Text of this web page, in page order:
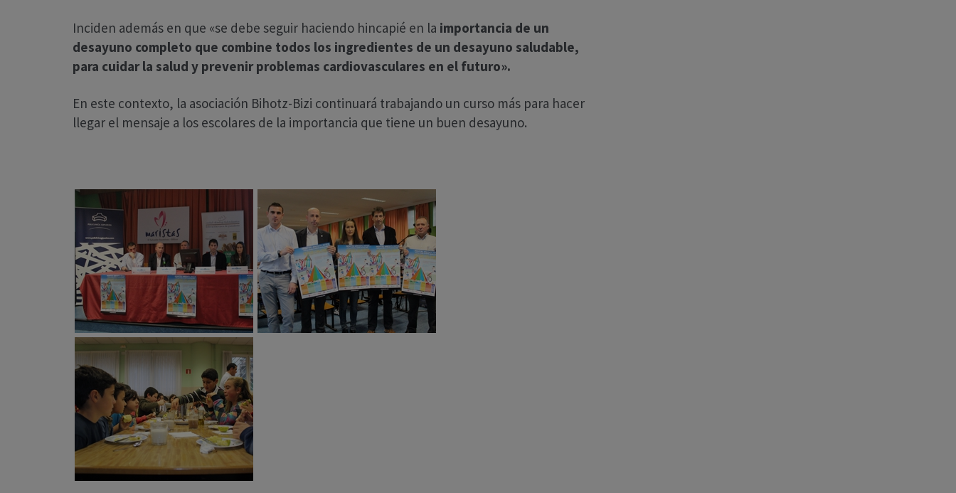
Inciden además en que «se debe seguir haciendo hincapié en la importancia de un
desayuno completo que combine todos los ingredientes de un desayuno saludable,
para cuidar la salud y prevenir problemas cardiovasculares en el futuro».
En este contexto, la asociación Bihotz-Bizi continuará trabajando un curso más para hacer
llegar el mensaje a los escolares de la importancia que tiene un buen desayuno.